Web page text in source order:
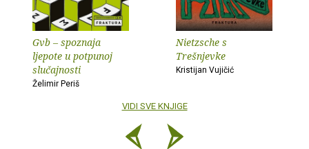
Gvb – spoznaja
ljepote u potpunoj
slučajnosti
Želimir Periš
Nietzsche s
Trešnjevke
Kristijan Vujičić
VIDI SVE KNJIGE